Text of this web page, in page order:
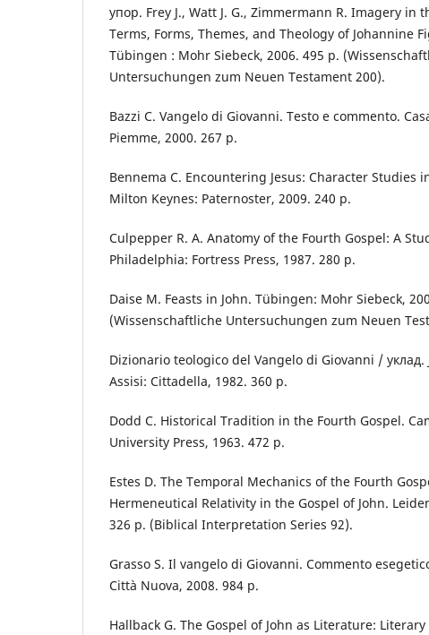
упор. Frey J., Watt J. G., Zimmermann R. Imagery in
Terms, Forms, Themes, and Theology of Johannine
Tübingen : Mohr Siebeck, 2006. 495 р.
Untersuchungen zum Neuen Testament 200).
Bazzi C. Vangelo di Giovanni. Testo e commento.
Piemme, 2000. 267 р.
Bennema C. Encountering Jesus: Character Studies
Milton Keynes: Paternoster, 2009. 240 р.
Culpepper R. A. Anatomy of the Fourth Gospel: A
Philadelphia: Fortress Press, 1987. 280 р.
Daise M. Feasts in John. Tübingen: Mohr Siebeck,
(Wissenschaftliche Untersuchungen zum Neuen
Dizionario teologico del Vangelo di Giovanni / уклад.
Assisi: Cittadella, 1982. 360 р.
Dodd C. Historical Tradition in the Fourth Gospel.
University Press, 1963. 472 р.
Estes D. The Temporal Mechanics of the Fourth
Hermeneutical Relativity in the Gospel of John.
326 р. (Biblical Interpretation Series 92).
Grasso S. Il vangelo di Giovanni. Commento
Città Nuova, 2008. 984 р.
Hallback G. The Gospel of John as Literature: